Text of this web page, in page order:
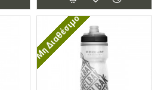
Μη Διαθέσιμο